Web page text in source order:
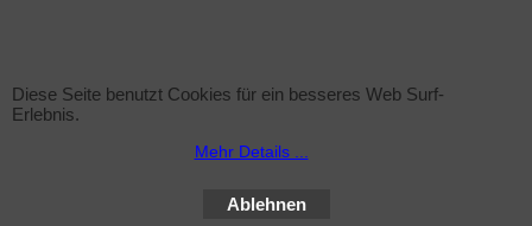
Diese Seite benutzt Cookies für ein besseres Web Surf-
Erlebnis.
Mehr Details ...
Ablehnen